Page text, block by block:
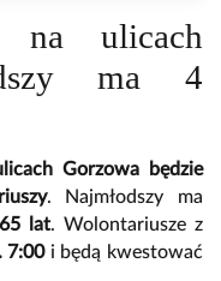
na ulicach
ma 4
Gorzowa będzie
. Najmłodszy ma
65 lat. Wolontariusze z
7:00i będą kwestować